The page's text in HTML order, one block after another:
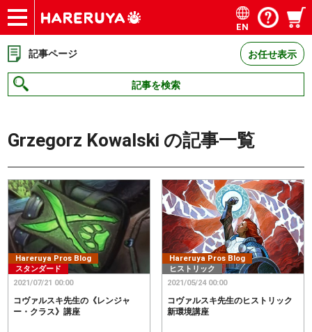
ショップ
買取
記事
デッキ検索
デッキ構築
選手一覧
店舗一覧
イベント
お問い合わせ
EN
記事ページ お任せ表示
記事を検索
Grzegorz Kowalski の記事一覧
Hareruya Pros Blog
スタンダード
コヴァルスキ先生の《レンジャ
ー・クラス》講座
2021/07/21 00:00
Hareruya Pros Blog
ヒストリック
コヴァルスキ先生のヒストリック
新環境講座
2021/05/24 00:00